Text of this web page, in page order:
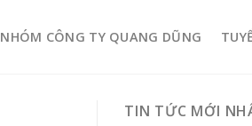
NHÓM CÔNG TY QUANG DŨNG
TIN TỨC MỚI